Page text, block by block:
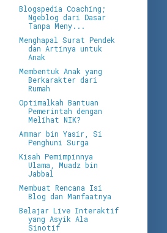
Blogspedia Coaching;
Ngeblog dari Dasar
Tanpa Meny...
Menghapal Surat Pendek
dan Artinya untuk
Anak
Membentuk Anak yang
Berkarakter dari
Rumah
Optimalkah Bantuan
Pemerintah dengan
Melihat NIK?
Ammar bin Yasir, Si
Penghuni Surga
Kisah Pemimpinnya
Ulama, Muadz bin
Jabbal
Membuat Rencana Isi
Blog dan Manfaatnya
Belajar Live Interaktif
yang Asyik Ala
Sinotif